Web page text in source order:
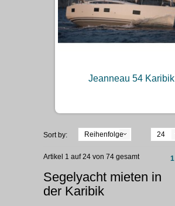
Jeanneau 54 Karibik
Sort by: Reihenfolge 24
Artikel 1 auf 24 von 74 gesamt 1
Segelyacht mieten in
der Karibik